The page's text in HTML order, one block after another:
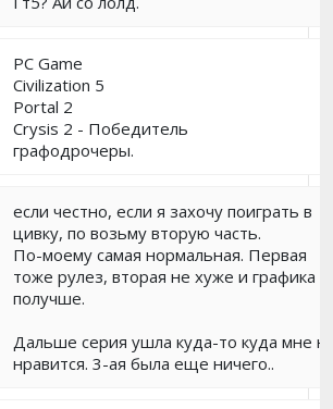
PC Game
Civilization 5
Portal 2
Crysis 2 - Победитель
графодрочеры.
если честно, если я захочу поиграть в
цивку, по возьму вторую часть.
По-моему самая нормальная. Первая
тоже рулез, вторая не хуже и графика
получше.
Дальше серия ушла куда-то куда мне
нравится. 3-ая была еще ничего..